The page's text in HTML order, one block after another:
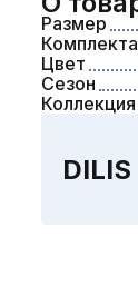
Размер
Цвет
Сезон
Коллекция
DILIS